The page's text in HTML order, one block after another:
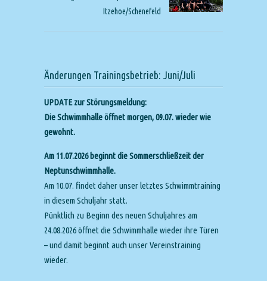
Itzehoe/Schenefeld
Änderungen Trainingsbetrieb: Juni/Juli
UPDATE zur Störungsmeldung:
Die Schwimmhalle öffnet morgen, 09.07. wieder wie
gewohnt.
Am 11.07.2026 beginnt die Sommerschließzeit der
Neptunschwimmhalle.
Am 10.07. findet daher unser letztes Schwimmtraining
in diesem Schuljahr statt.
Pünktlich zu Beginn des neuen Schuljahres am
24.08.2026 öffnet die Schwimmhalle wieder ihre Türen
– und damit beginnt auch unser Vereinstraining
wieder.